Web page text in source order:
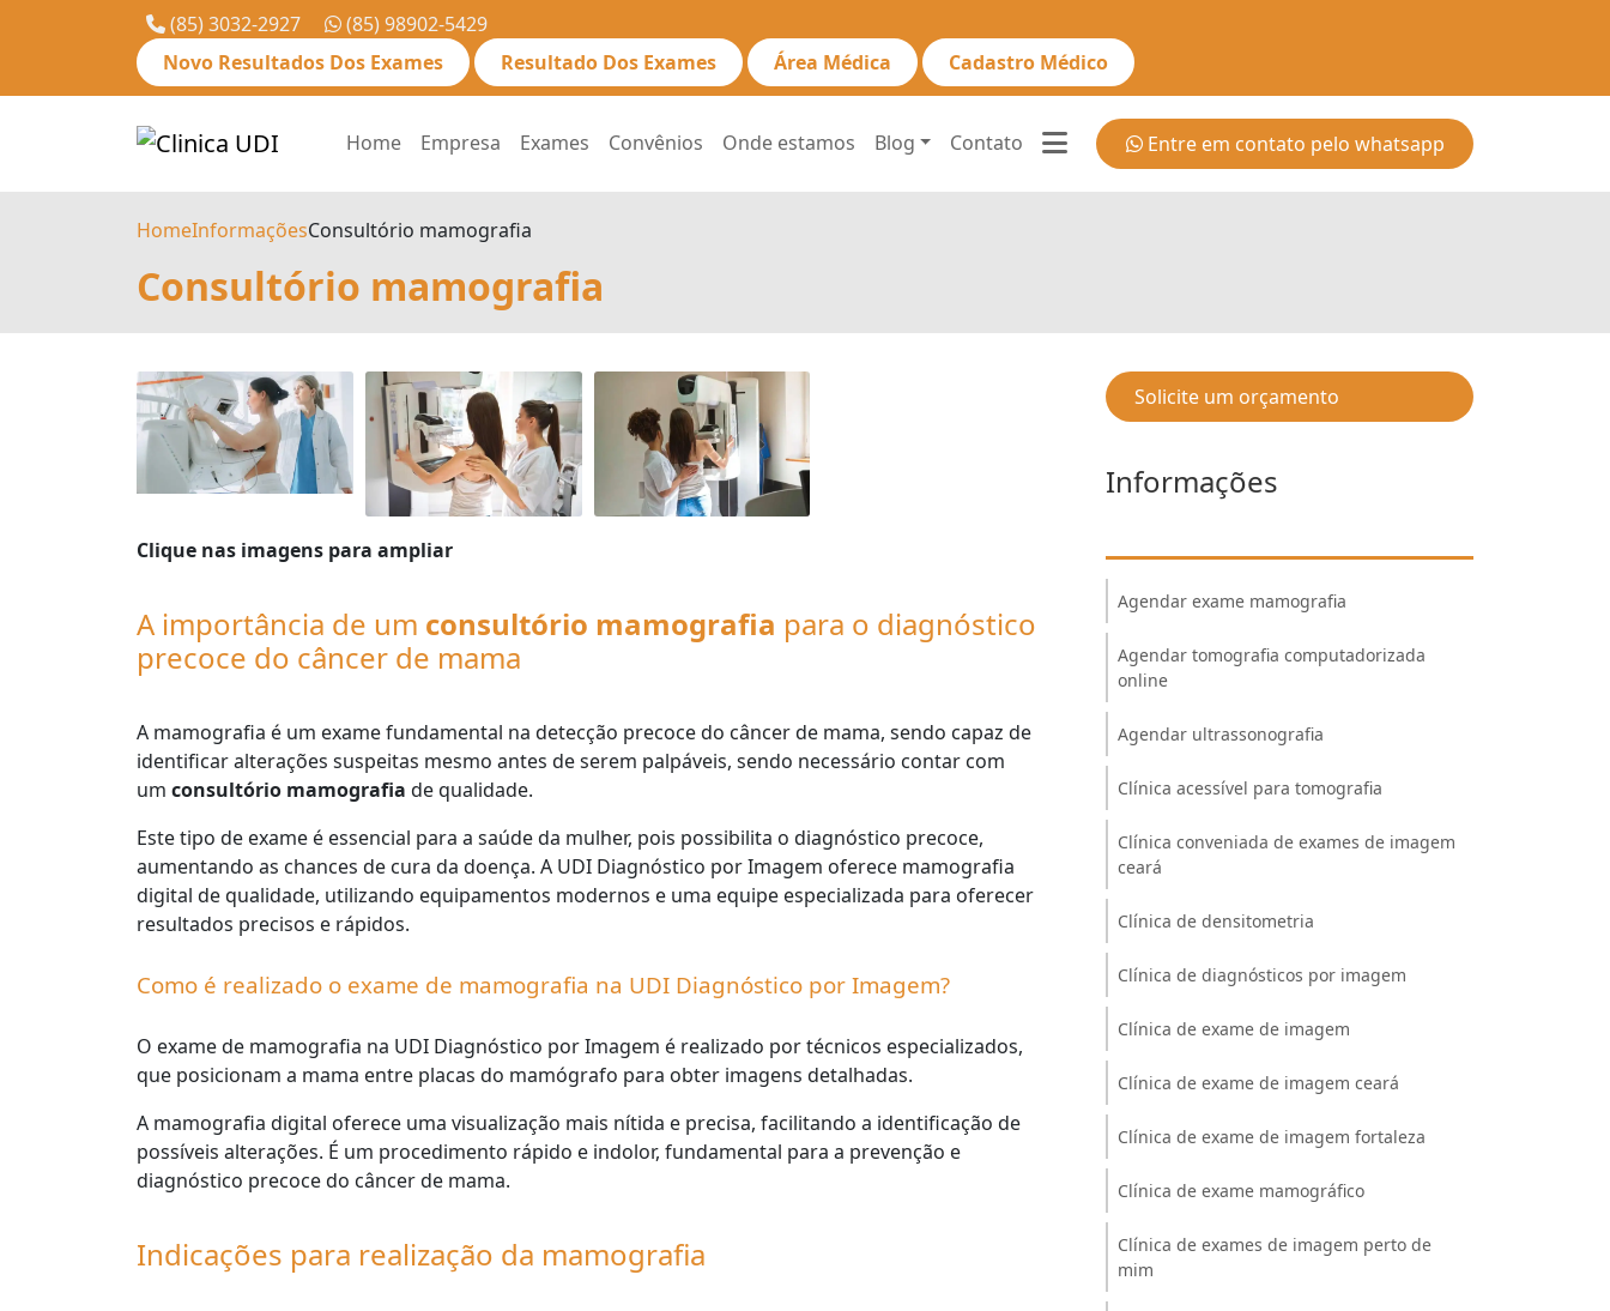
(85) 3032-2927
(85) 98902-5429
Novo Resultados Dos Exames
Resultado Dos Exames Área Médica Cadastro Médico
Home Empresa Exames Convênios Onde estamos Blog Contato Entre em contato pelo whatsapp
HomeInformaçõesConsultório mamografia
Consultório mamografia
Clique nas imagens para ampliar
A importância de um consultório mamografia para o diagnóstico
precoce do câncer de mama
A mamografia é um exame fundamental na detecção precoce do câncer de mama, sendo capaz de
identificar alterações suspeitas mesmo antes de serem palpáveis, sendo necessário contar com
um consultório mamografia de qualidade.
Este tipo de exame é essencial para a saúde da mulher, pois possibilita o diagnóstico precoce,
aumentando as chances de cura da doença. A UDI Diagnóstico por Imagem oferece mamografia
digital de qualidade, utilizando equipamentos modernos e uma equipe especializada para oferecer
resultados precisos e rápidos.
Como é realizado o exame de mamografia na UDI Diagnóstico por Imagem?
O exame de mamografia na UDI Diagnóstico por Imagem é realizado por técnicos especializados,
que posicionam a mama entre placas do mamógrafo para obter imagens detalhadas.
A mamografia digital oferece uma visualização mais nítida e precisa, facilitando a identificação de
possíveis alterações. É um procedimento rápido e indolor, fundamental para a prevenção e
diagnóstico precoce do câncer de mama.
Indicações para realização da mamografia
Solicite um orçamento
Informações
Agendar exame mamografia
Agendar tomografia computadorizada
online
Agendar ultrassonografia
Clínica acessível para tomografia
Clínica conveniada de exames de imagem
ceará
Clínica de densitometria
Clínica de diagnósticos por imagem
Clínica de exame de imagem
Clínica de exame de imagem ceará
Clínica de exame de imagem fortaleza
Clínica de exame mamográfico
Clínica de exames de imagem perto de
mim